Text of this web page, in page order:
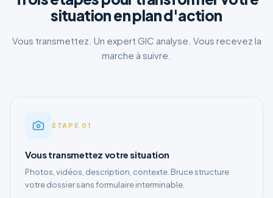
situation en plan d'action
Vous transmettez. Un expert GIC analyse. Vous recevez la
marche à suivre.
ÉTAPE 01
Vous transmettez votre situation
Photos, vidéos, description, contexte. Bruce structure
votre dossier sans formulaire interminable.